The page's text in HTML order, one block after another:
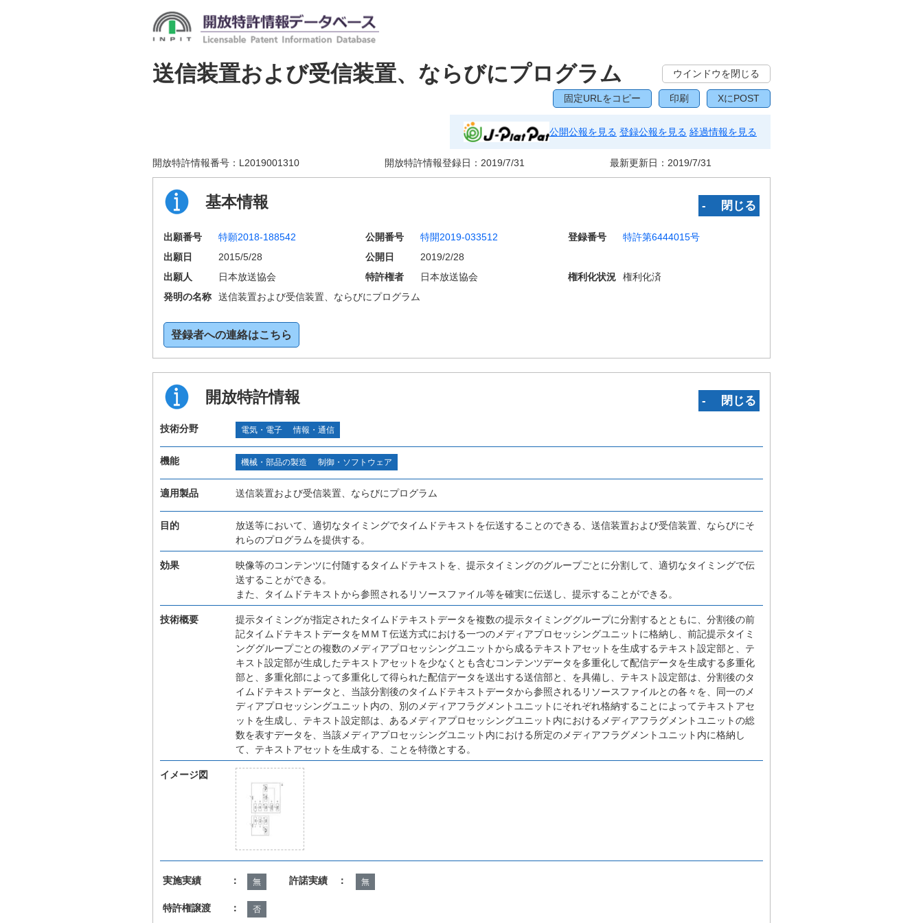
送信装置および受信装置、ならびにプログラム ウインドウを閉じる
固定URLをコピー 印刷 XにPOST
公開公報を見る 登録公報を見る 経過情報を見る
開放特許情報番号： L2019001310 開放特許情報登録日： 2019/7/31 最新更新日： 2019/7/31
基本情報 ‐ 閉じる
出願番号 特願2018-188542 公開番号 特開2019-033512 登録番号
特許第6444015号
出願日
2015/5/28 公開日
2019/2/28
出願人
日本放送協会 特許権者 日本放送協会 権利化状況
権利化済
発明の名称
送信装置および受信装置、ならびにプログラム
登録者への連絡はこちら
開放特許情報 ‐ 閉じる
技術分野 電気・電子 情報・通信
機能 機械・部品の製造 制御・ソフトウェア
適用製品 送信装置および受信装置、ならびにプログラム
目的
放送等において、適切なタイミングでタイムドテキストを伝送することのできる、送信装置および受信装置、ならびにそ
れらのプログラムを提供する。
効果
映像等のコンテンツに付随するタイムドテキストを、提示タイミングのグループごとに分割して、適切なタイミングで伝
送することができる。
また、タイムドテキストから参照されるリソースファイル等を確実に伝送し、提示することができる。
技術概要
提示タイミングが指定されたタイムドテキストデータを複数の提示タイミンググループに分割するとともに、分割後の前
記タイムドテキストデータをＭＭＴ伝送方式における一つのメディアプロセッシングユニットに格納し、前記提示タイミ
ンググループごとの複数のメディアプロセッシングユニットから成るテキストアセットを生成するテキスト設定部と、テ
キスト設定部が生成したテキストアセットを少なくとも含むコンテンツデータを多重化して配信データを生成する多重化
部と、多重化部によって多重化して得られた配信データを送出する送信部と、を具備し、テキスト設定部は、分割後のタ
イムドテキストデータと、当該分割後のタイムドテキストデータから参照されるリソースファイルとの各々を、同一のメ
ディアプロセッシングユニット内の、別のメディアフラグメントユニットにそれぞれ格納することによってテキストアセ
ットを生成し、テキスト設定部は、あるメディアプロセッシングユニット内におけるメディアフラグメントユニットの総
数を表すデータを、当該メディアプロセッシングユニット内における所定のメディアフラグメントユニット内に格納し
て、テキストアセットを生成する、ことを特徴とする。
イメージ図
実施実績 ： 無 許諾実績 ： 無
特許権譲渡 ： 否